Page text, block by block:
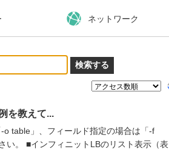
ネットワーク
を教えて...
table」、フィールド指定の場合は「-f
。 ■インフィニットLBのリスト表示（表